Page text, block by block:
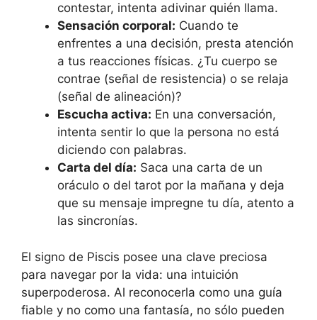
contestar, intenta adivinar quién llama.
Sensación corporal: Cuando te
enfrentes a una decisión, presta atención
a tus reacciones físicas. ¿Tu cuerpo se
contrae (señal de resistencia) o se relaja
(señal de alineación)?
Escucha activa: En una conversación,
intenta sentir lo que la persona no está
diciendo con palabras.
Carta del día: Saca una carta de un
oráculo o del tarot por la mañana y deja
que su mensaje impregne tu día, atento a
las sincronías.
El signo de Piscis posee una clave preciosa
para navegar por la vida: una intuición
superpoderosa. Al reconocerla como una guía
fiable y no como una fantasía, no sólo pueden